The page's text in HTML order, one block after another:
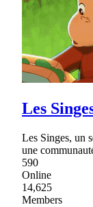
Les
Les Singes, un
une
590
Online
14,625
Members